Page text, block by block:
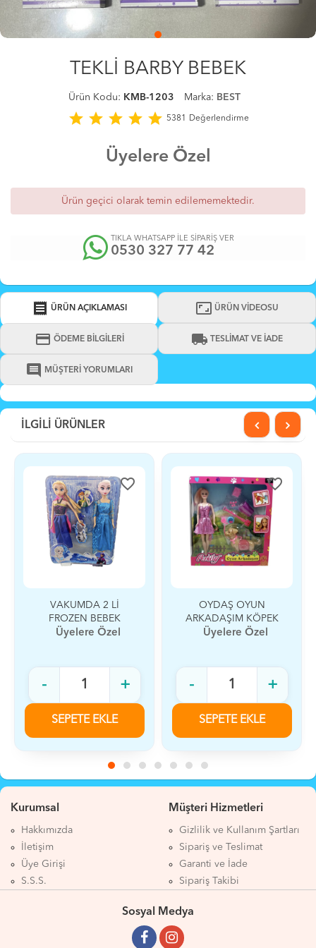
TEKLİ BARBY BEBEK
Ürün Kodu: KMB-1203 Marka: BEST
star star star star star 5381 Değerlendirme
Üyelere Özel
Ürün geçici olarak temin edilememektedir.
TIKLA WHATSAPP İLE SİPARİŞ VER
0530 327 77 42
receipt ÜRÜN AÇIKLAMASI aspect_ratio ÜRÜN VİDEOSU
credit_card ÖDEME BİLGİLERİ local_shipping TESLİMAT VE İADE
comment MÜŞTERİ YORUMLARI
İLGİLİ ÜRÜNLER
favorite_border
VAKUMDA 2 Lİ
FROZEN BEBEK
Üyelere Özel
- +
SEPETE EKLE
favorite_border
OYDAŞ OYUN
ARKADAŞIM KÖPEK
BARBY
Üyelere Özel
- +
SEPETE EKLE
Kurumsal
Hakkımızda
İletişim
Üye Girişi
S.S.S.
Müşteri Hizmetleri
Gizlilik ve Kullanım Şartları
Sipariş ve Teslimat
Garanti ve İade
Sipariş Takibi
Sosyal Medya